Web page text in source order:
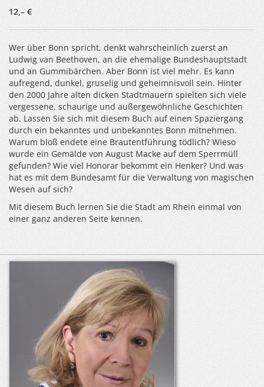
12,– €
Wer über Bonn spricht, denkt wahrscheinlich zuerst an
Ludwig van Beethoven, an die ehemalige Bundeshauptstadt
und an Gummibärchen. Aber Bonn ist viel mehr. Es kann
aufregend, dunkel, gruselig und geheimnisvoll sein. Hinter
den 2000 Jahre alten dicken Stadtmauern spielten sich viele
vergessene, schaurige und außergewöhnliche Geschichten
ab. Lassen Sie sich mit diesem Buch auf einen Spaziergang
durch ein bekanntes und unbekanntes Bonn mitnehmen.
Warum bloß endete eine Brautentführung tödlich? Wieso
wurde ein Gemälde von August Macke auf dem Sperrmüll
gefunden? Wie viel Honorar bekommt ein Henker? Und was
hat es mit dem Bundesamt für die Verwaltung von magischen
Wesen auf sich?
Mit diesem Buch lernen Sie die Stadt am Rhein einmal von
einer ganz anderen Seite kennen.